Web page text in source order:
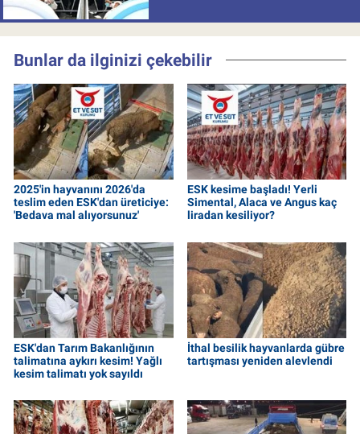
Bunlar da ilginizi çekebilir
2025'in hayvanını 2026'da
teslim eden ESK'dan üreticiye:
'Bedava mal alıyorsunuz'
ESK kesime başladı! Yerli
Simental, Alaca ve Angus kaç
liradan kesiliyor?
ESK'dan Tarım Bakanlığının
talimatına aykırı kesim! Yağlı
kesim talimatı yok sayıldı
İthal besilik hayvanlarda gübre
tartışması yeniden alevlendi